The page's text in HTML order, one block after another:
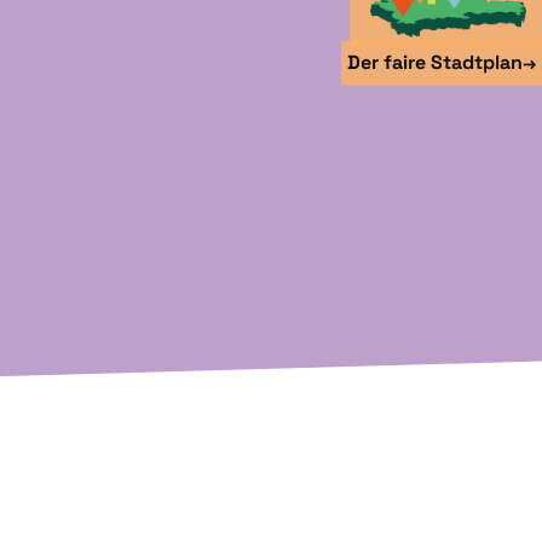
Der faire Stadtplan→